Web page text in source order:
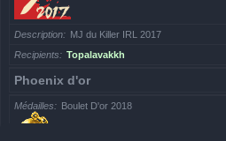
Description
MJ du Killer IRL 2017
Recipients
Topalavakkh
Phoenix d'or
Médailles Boulet D'or 2018